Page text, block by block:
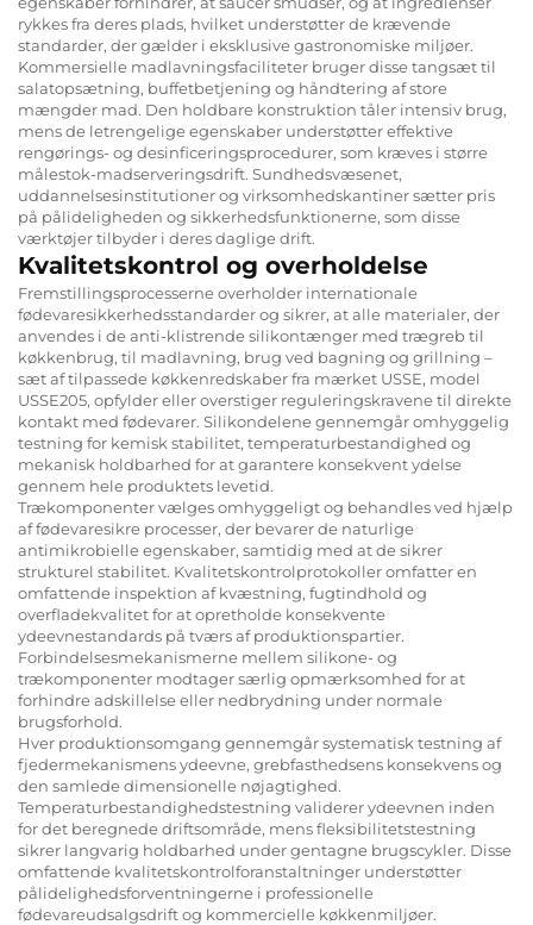
rykkes fra deres plads, hvilket understøtter de krævende
standarder, der gælder i eksklusive gastronomiske miljøer.
Kommersielle madlavningsfaciliteter bruger disse tangsæt til
salatopsætning, buffetbetjening og håndtering af store
mængder mad. Den holdbare konstruktion tåler intensiv brug,
mens de letrengelige egenskaber understøtter effektive
rengørings- og desinficeringsprocedurer, som kræves i større
målestok-madserveringsdrift. Sundhedsvæsenet,
uddannelsesinstitutioner og virksomhedskantiner sætter pris
på pålideligheden og sikkerhedsfunktionerne, som disse
værktøjer tilbyder i deres daglige drift.
Kvalitetskontrol og overholdelse
Fremstillingsprocesserne overholder internationale
fødevaresikkerhedsstandarder og sikrer, at alle materialer, der
anvendes i de anti-klistrende silikontænger med trægreb til
køkkenbrug, til madlavning, brug ved bagning og grillning –
sæt af tilpassede køkkenredskaber fra mærket USSE, model
USSE205, opfylder eller overstiger reguleringskravene til direkte
kontakt med fødevarer. Silikondelene gennemgår omhyggelig
testning for kemisk stabilitet, temperaturbestandighed og
mekanisk holdbarhed for at garantere konsekvent ydelse
gennem hele produktets levetid.
Trækomponenter vælges omhyggeligt og behandles ved hjælp
af fødevaresikre processer, der bevarer de naturlige
antimikrobielle egenskaber, samtidig med at de sikrer
strukturel stabilitet. Kvalitetskontrolprotokoller omfatter en
omfattende inspektion af kvæstning, fugtindhold og
overfladekvalitet for at opretholde konsekvente
ydeevnestandards på tværs af produktionspartier.
Forbindelsesmekanismerne mellem silikone- og
trækomponenter modtager særlig opmærksomhed for at
forhindre adskillelse eller nedbrydning under normale
brugsforhold.
Hver produktionsomgang gennemgår systematisk testning af
fjedermekanismens ydeevne, grebfasthedsens konsekvens og
den samlede dimensionelle nøjagtighed.
Temperaturbestandighedstestning validerer ydeevnen inden
for det beregnede driftsområde, mens fleksibilitetstestning
sikrer langvarig holdbarhed under gentagne brugscykler. Disse
omfattende kvalitetskontrolforanstaltninger understøtter
pålidelighedsforventningerne i professionelle
fødevareudsalgsdrift og kommercielle køkkenmiljøer.